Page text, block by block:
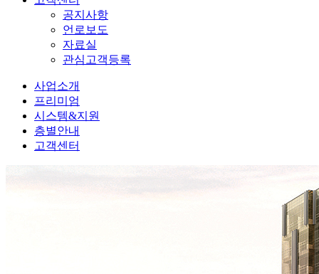
공지사항
언로보도
자료실
관심고객등록
사업소개
프리미엄
시스템&지원
층별안내
고객센터